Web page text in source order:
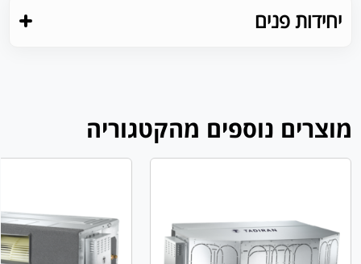
יחידות פנים
מוצרים נוספים מהקטגוריה